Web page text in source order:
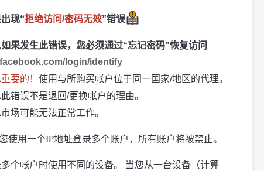
现“拒绝访问/密码无效”错误
如果发生此错误，您必须通过“忘记密码”恢复访问
facebook.com/login/identify
重要的！ 使用与所购买帐户位于同一国家/地区的代理。
此错误不是退回/更换帐户的理由。
市场可能无法正常工作。
使用一个IP地址登录多个账户，所有账户将被禁止。
多个帐户时使用不同的设备。 当您从一台设备（计算